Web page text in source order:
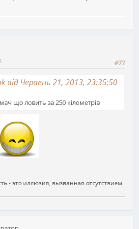
#77
Червень 21, 2013, 23:35:50
що ловить за 250 кілометрів
- это иллюзия, вызванная отсутствием